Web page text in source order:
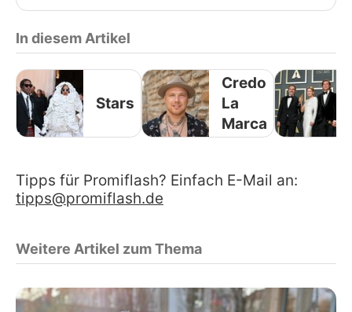
In diesem Artikel
Stars
Credo
La
Marca
Tipps für Promiflash? Einfach E-Mail an:
tipps@promiflash.de
Weitere Artikel zum Thema